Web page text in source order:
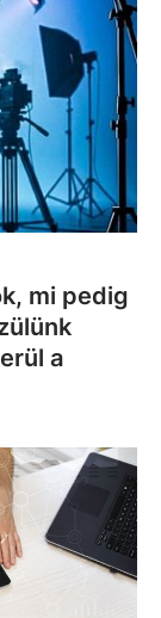
mi pedig
a